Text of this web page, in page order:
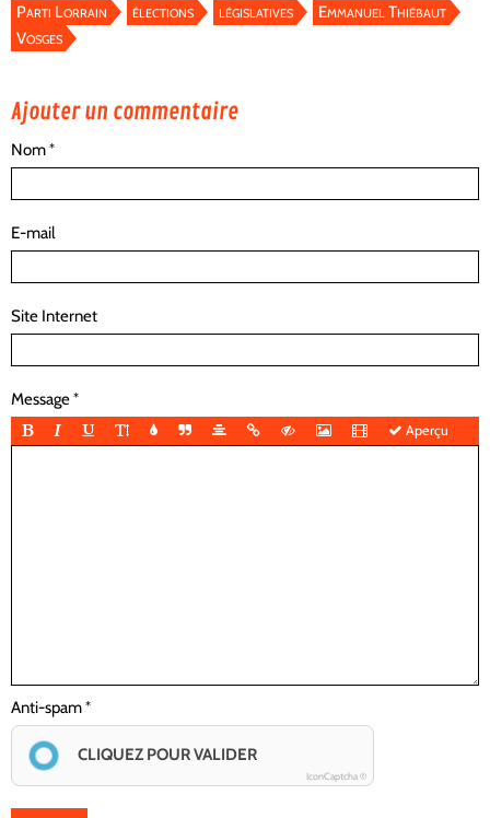
Parti Lorrain élections législatives
Emmanuel Thiébaut
Vosges
Ajouter un commentaire
Nom
E-mail
Site Internet
Message
Aperçu
Anti-spam
CLIQUEZ POUR VALIDER
IconCaptcha ©